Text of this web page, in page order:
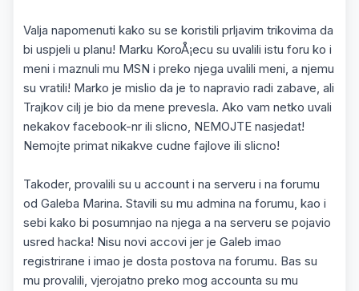
Valja napomenuti kako su se koristili prljavim trikovima da
bi uspjeli u planu! Marku KoroÅ¡ecu su uvalili istu foru ko i
meni i maznuli mu MSN i preko njega uvalili meni, a njemu
su vratili! Marko je mislio da je to napravio radi zabave, ali
Trajkov cilj je bio da mene prevesla. Ako vam netko uvali
nekakov facebook-nr ili slicno, NEMOJTE nasjedat!
Nemojte primat nikakve cudne fajlove ili slicno!
Takoder, provalili su u account i na serveru i na forumu
od Galeba Marina. Stavili su mu admina na forumu, kao i
sebi kako bi posumnjao na njega a na serveru se pojavio
usred hacka! Nisu novi accovi jer je Galeb imao
registrirane i imao je dosta postova na forumu. Bas su
mu provalili, vjerojatno preko mog accounta su mu